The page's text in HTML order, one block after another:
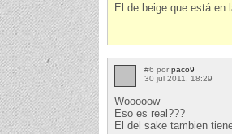
El de beige que está en
#6 por paco9
30 jul 2011, 18:29
Wooooow
Eso es real???
El del sake tambien